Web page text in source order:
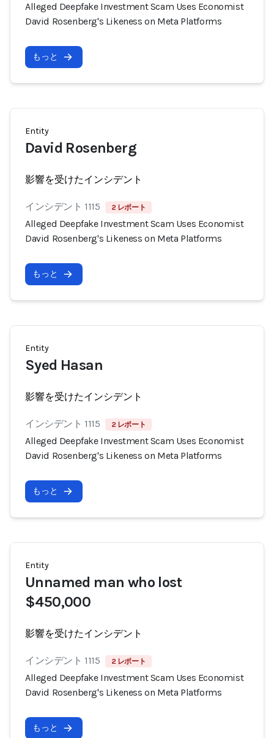
Alleged Deepfake Investment Scam Uses Economist
David Rosenberg's Likeness on Meta Platforms
もっと
Entity
David Rosenberg
影響を受けたインシデント
インシデント 1115 2 レポート
Alleged Deepfake Investment Scam Uses Economist
David Rosenberg's Likeness on Meta Platforms
もっと
Entity
Syed Hasan
影響を受けたインシデント
インシデント 1115 2 レポート
Alleged Deepfake Investment Scam Uses Economist
David Rosenberg's Likeness on Meta Platforms
もっと
Entity
Unnamed man who lost
$450,000
影響を受けたインシデント
インシデント 1115 2 レポート
Alleged Deepfake Investment Scam Uses Economist
David Rosenberg's Likeness on Meta Platforms
もっと